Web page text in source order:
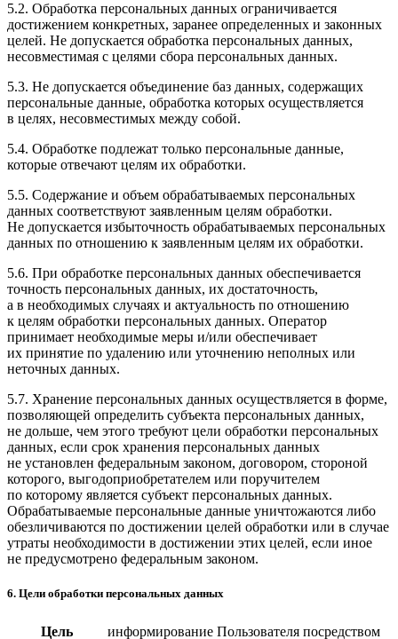
5.2. Обработка персональных данных ограничивается
достижением конкретных, заранее определенных и законных
целей. Не допускается обработка персональных данных,
несовместимая с целями сбора персональных данных.
5.3. Не допускается объединение баз данных, содержащих
персональные данные, обработка которых осуществляется
в целях, несовместимых между собой.
5.4. Обработке подлежат только персональные данные,
которые отвечают целям их обработки.
5.5. Содержание и объем обрабатываемых персональных
данных соответствуют заявленным целям обработки.
Не допускается избыточность обрабатываемых персональных
данных по отношению к заявленным целям их обработки.
5.6. При обработке персональных данных обеспечивается
точность персональных данных, их достаточность,
а в необходимых случаях и актуальность по отношению
к целям обработки персональных данных. Оператор
принимает необходимые меры и/или обеспечивает
их принятие по удалению или уточнению неполных или
неточных данных.
5.7. Хранение персональных данных осуществляется в форме,
позволяющей определить субъекта персональных данных,
не дольше, чем этого требуют цели обработки персональных
данных, если срок хранения персональных данных
не установлен федеральным законом, договором, стороной
которого, выгодоприобретателем или поручителем
по которому является субъект персональных данных.
Обрабатываемые персональные данные уничтожаются либо
обезличиваются по достижении целей обработки или в случае
утраты необходимости в достижении этих целей, если иное
не предусмотрено федеральным законом.
6. Цели обработки персональных данных
Цель информирование Пользователя посредством